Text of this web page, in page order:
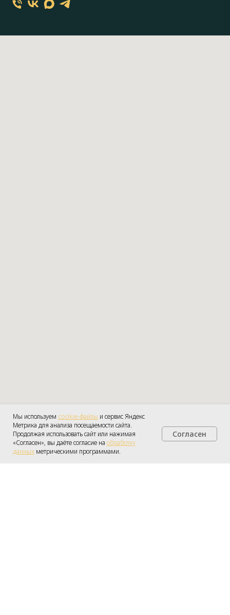
Мы используем cookie-файлы и сервис Яндекс
Метрика для анализа посещаемости сайта.
Продолжая использовать сайт или нажимая
«Согласен», вы даёте согласие на обработку
данных метрическими программами.
Согласен
Получить консультацию